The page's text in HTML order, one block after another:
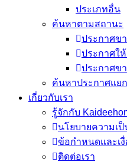
ประเภทอื่น
ค้นหาตามสถานะ
ประกาศข
ประกาศให้
ประกาศข
ค้นหาประกาศแย
เกี่ยวกับเรา
รู้จักกับ
นโยบายความเ
ข้อกำหนดและเ
ติดต่อเรา